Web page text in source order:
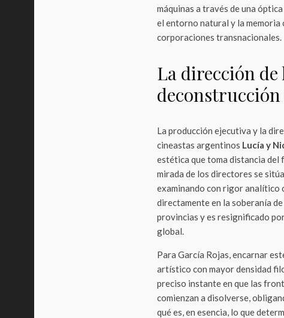
máquinas a través de una
el entorno natural y la
corporaciones transnacionales.
La dirección de
La producción ejecutiva y la
cineastas argentinos Lucía y
estética que toma distancia
mirada de los directores se
examinando con rigor analítico
directamente en la soberanía
provincias y es resignificado
global.
Para García Rojas, encarnar
artístico con mayor densidad
preciso instante en que las
comienzan a disolverse,
qué es, en esencia, lo que